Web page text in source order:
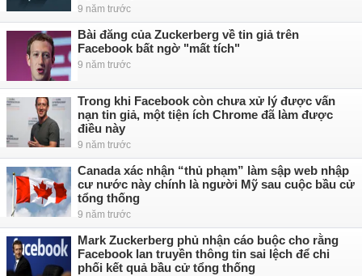
9 năm trước
Bài đăng của Zuckerberg về tin giả trên
Facebook bất ngờ "mất tích"
9 năm trước
Trong khi Facebook còn chưa xử lý được vấn
nạn tin giả, một tiện ích Chrome đã làm được
điều này
9 năm trước
Canada xác nhận “thủ phạm” làm sập web nhập
cư nước này chính là người Mỹ sau cuộc bầu cử
tổng thống
9 năm trước
Mark Zuckerberg phủ nhận cáo buộc cho rằng
Facebook lan truyền thông tin sai lệch để chi
phối kết quả bầu cử tổng thống